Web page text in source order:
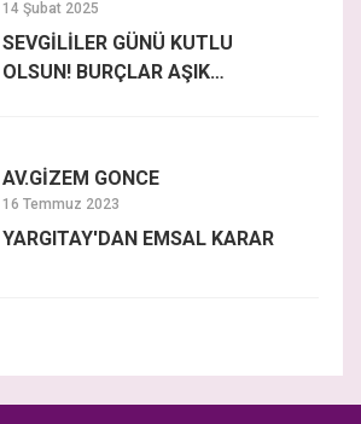
14 Şubat 2025
SEVGİLİLER GÜNÜ KUTLU
OLSUN! BURÇLAR AŞIK
AV.GİZEM GONCE
16 Temmuz 2023
YARGITAY'DAN EMSAL KARAR